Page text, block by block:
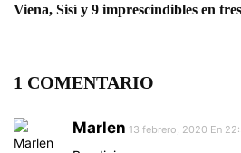
Viena, Sisí y 9 imprescindibles en
1 COMENTARIO
Marlen 13 febrero, 2020 En